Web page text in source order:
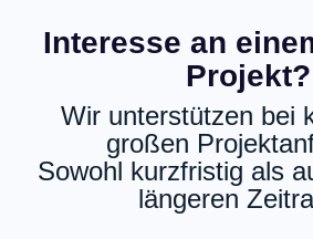
Interesse an
Projekt?
Wir unterstützen bei
großen
Sowohl kurzfristig als
längeren